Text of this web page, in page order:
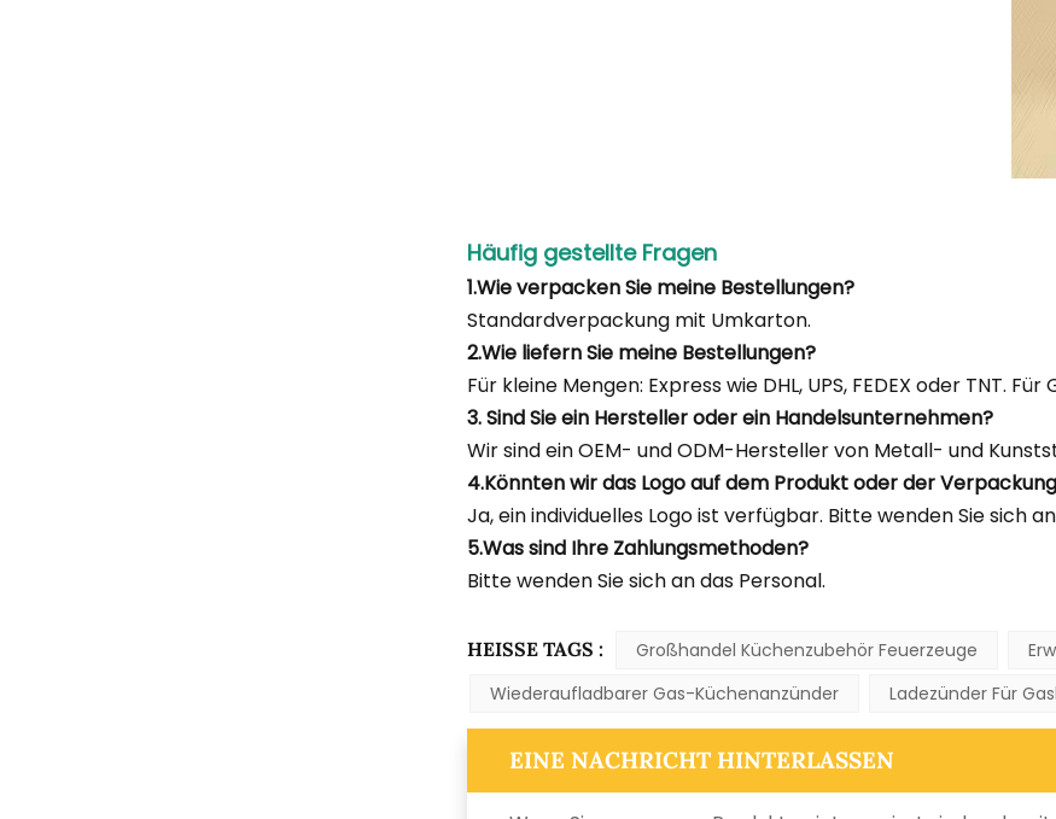
Häufig gestellte Fragen
1.Wie verpacken Sie meine Bestellungen?
Standardverpackung mit Umkarton.
2.Wie liefern Sie meine Bestellungen?
Für kleine Mengen: Express wie DHL, UPS, FEDEX oder TNT.
3. Sind Sie ein Hersteller oder ein Handelsunternehmen?
Wir sind ein OEM- und ODM-Hersteller von Metall- und
4.Könnten wir das Logo auf dem Produkt oder der
Ja, ein individuelles Logo ist verfügbar. Bitte wenden Sie sich
5.Was sind Ihre Zahlungsmethoden?
Bitte wenden Sie sich an das Personal.
HEISSE TAGS : Großhandel Küchenzubehör Feuerzeuge
Wiederaufladbarer Gas-Küchenanzünder
Ladezünder Für
EINE NACHRICHT HINTERLASSEN